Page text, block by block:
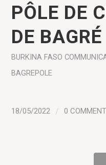
PÔLE DE
DE BAGRÉ
BURKINA FASO
BAGREPOLE
18/05/2022 / 0